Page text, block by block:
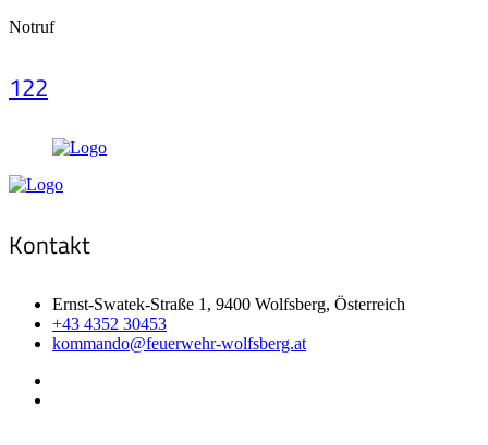
Notruf
122
Kontakt
Ernst-Swatek-Straße 1, 9400 Wolfsberg, Österreich
+43 4352 30453
kommando@feuerwehr-wolfsberg.at